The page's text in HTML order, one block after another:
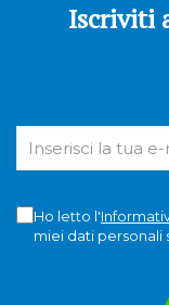
Iscriviti
Ho letto l'
miei dati personali